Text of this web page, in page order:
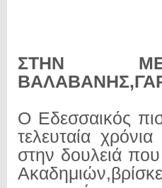
ΣΤΗΝ
Ο Εδεσσαικός
τελευταία
στην δουλειά